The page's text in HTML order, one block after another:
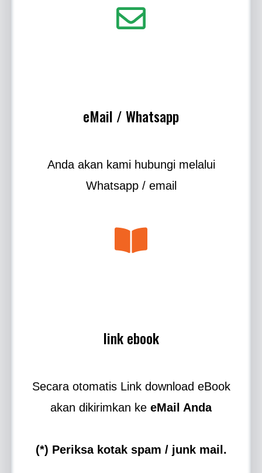
eMail / Whatsapp
Anda akan kami hubungi melalui
Whatsapp / email​
link ebook
Secara otomatis Link download eBook
akan dikirimkan ke eMail Anda
(*) Periksa kotak spam / junk mail.